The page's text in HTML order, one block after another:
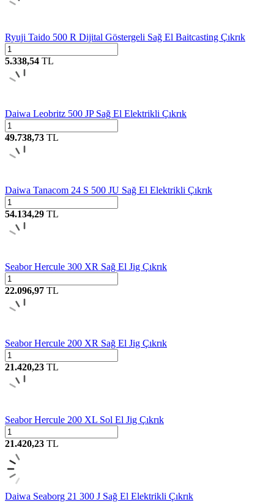
Ryuji Taido 500 R Dijital Göstergeli Sağ El Baitcasting Çıkrık
5.338,54 TL
Daiwa Leobritz 500 JP Sağ El Elektrikli Çıkrık
49.738,73 TL
Daiwa Tanacom 24 S 500 JU Sağ El Elektrikli Çıkrık
54.134,29 TL
Seabor Hercule 300 XR Sağ El Jig Çıkrık
22.096,97 TL
Seabor Hercule 200 XR Sağ El Jig Çıkrık
21.420,23 TL
Seabor Hercule 200 XL Sol El Jig Çıkrık
21.420,23 TL
Daiwa Seaborg 21 300 J Sağ El Elektrikli Çıkrık